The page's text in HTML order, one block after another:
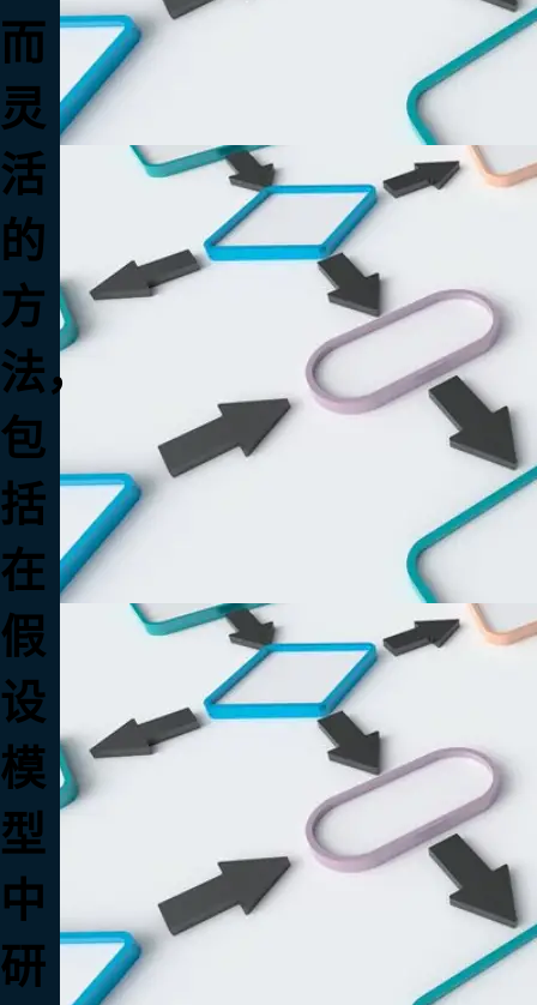
而
灵
活
的
方
法，
包
括
在
假
设
模
型
中
研